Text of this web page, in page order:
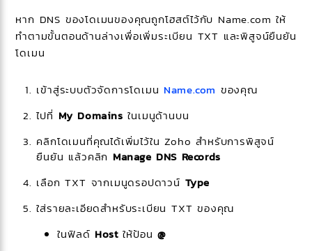
หาก DNS ของโดเมนของคุณถูกโฮสต์ไว้กับ Name.com ให้
ทําตามขั้นตอนด้านล่างเพื่อเพิ่มระเบียน TXT และพิสูจน์ยืนยัน
โดเมน
เข้าสู่ระบบตัวจัดการโดเมน Name.com ของคุณ
ไปที่ My Domains ในเมนูด้านบน
คลิกโดเมนที่คุณได้เพิ่มไว้ใน Zoho สำหรับการพิสูจน์
ยืนยัน แล้วคลิก Manage DNS Records
เลือกTXT จากเมนูดรอปดาวน์ Type
ใส่รายละเอียดสำหรับระเบียน TXT ของคุณ
ในฟิลด์ Hostให้ป้อน@